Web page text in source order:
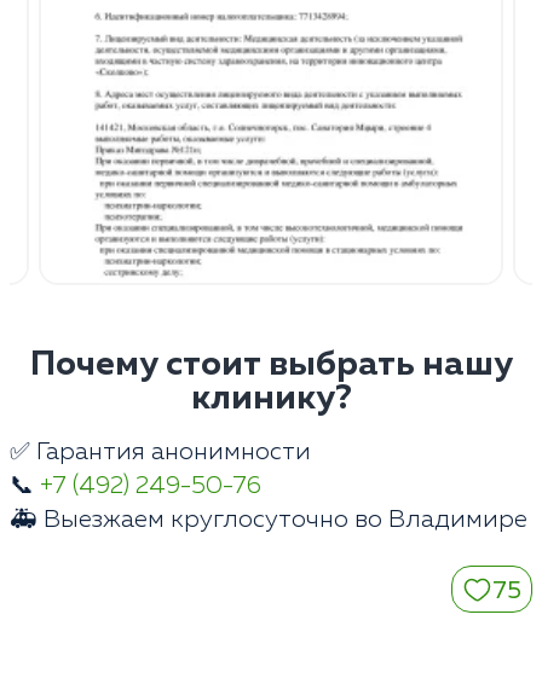
Почему стоит выбрать нашу
клинику?
✅ Гарантия анонимности
📞 +7 (492) 249-50-76
🚑 Выезжаем круглосуточно во Владимире
75